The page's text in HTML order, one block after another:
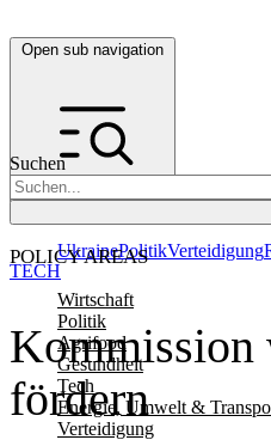
Open sub navigation
Suchen
POLICY AREAS
Wirtschaft
Politik
Agrifood
Gesundheit
Tech
Energie, Umwelt &
Verteidigung
UkrainePolitikVerteidigung
Kommission
fördern
TECH